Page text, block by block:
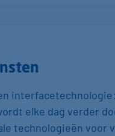
elke dag verder
technologieën voor